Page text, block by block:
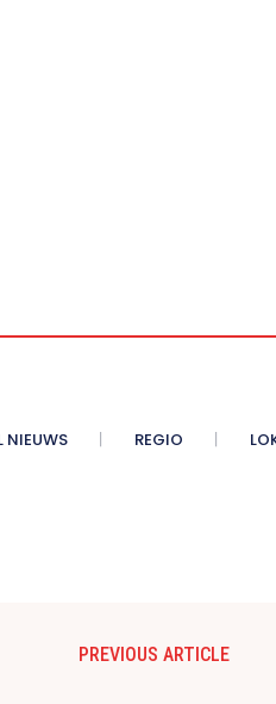
NIEUWS REGIO
PREVIOUS ARTICLE